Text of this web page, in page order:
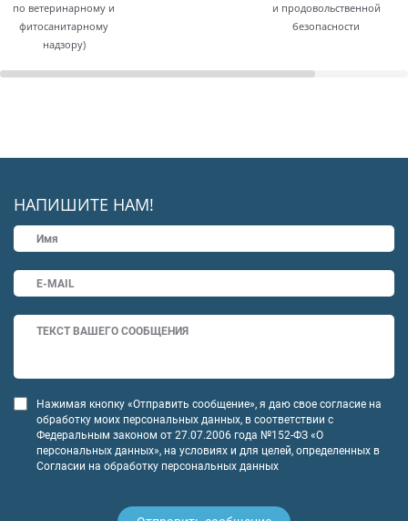
по ветеринарному и
фитосанитарному
надзору)
и продовольственной
безопасности
НАПИШИТЕ НАМ!
Нажимая кнопку «Отправить сообщение», я даю свое согласие на
обработку моих персональных данных, в соответствии с
Федеральным законом от 27.07.2006 года №152-ФЗ «О
персональных данных», на условиях и для целей, определенных в
Согласии на обработку персональных данных